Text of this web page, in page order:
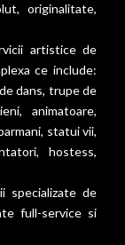
originalitate,
artistice de
ce include:
dans, trupe de
animatoare,
statui vii,
hostess,
specializate de
full-service si